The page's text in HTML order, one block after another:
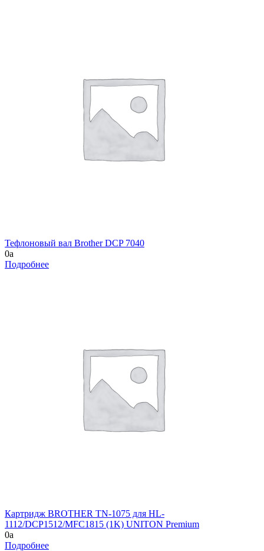
Тефлоновый вал Brother DCP 7040
0a
Подробнее
Картридж BROTHER TN-1075 для HL-
1112/DCP1512/MFC1815 (1K) UNITON Premium
0a
Подробнее